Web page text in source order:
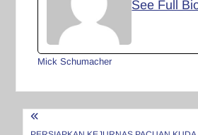
See Full
Mick Schumacher
Navigasi